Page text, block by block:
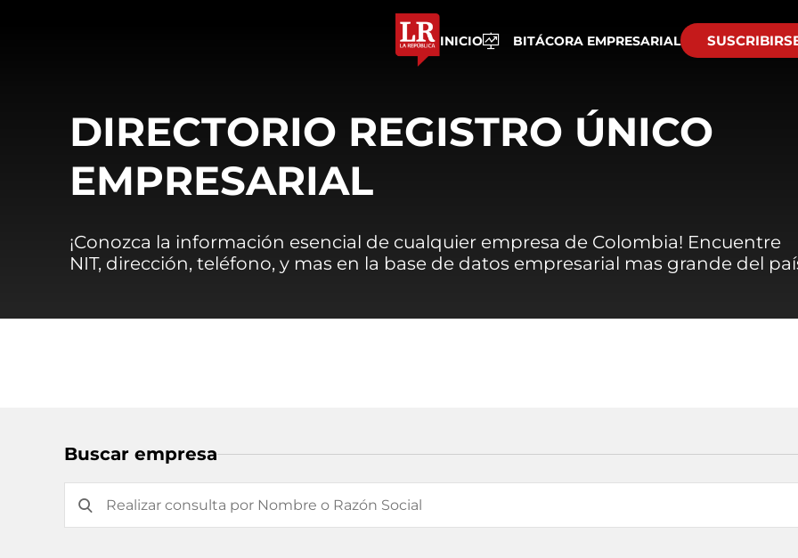
INICIO BITÁCORA EMPRESARIAL
DIRECTORIO REGISTRO ÚNICO
EMPRESARIAL
¡Conozca la información esencial de cualquier empresa de Colombia! Encuentre
NIT, dirección, teléfono, y mas en la base de datos empresarial mas grande del
Buscar empresa